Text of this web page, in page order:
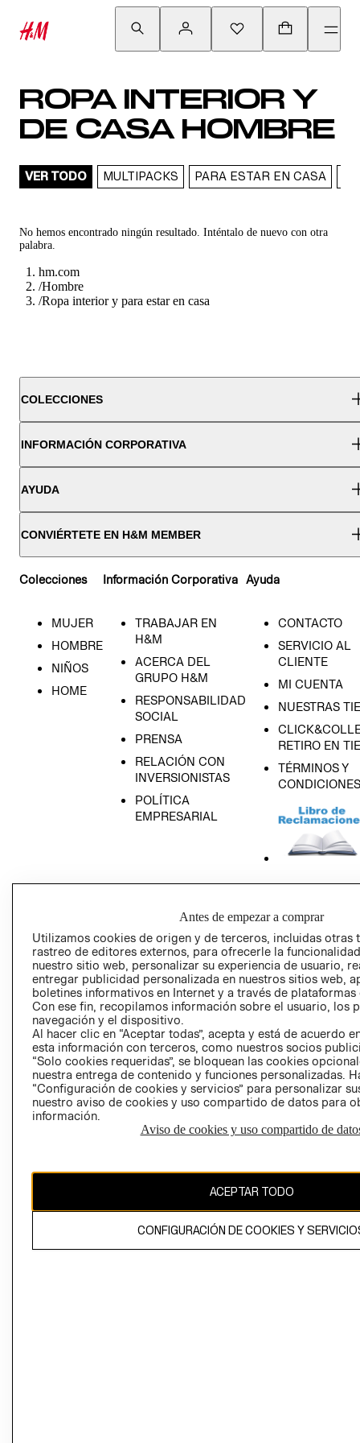
ROPA INTERIOR Y
DE CASA HOMBRE
VER TODO MULTIPACKS PARA ESTAR EN CASA
No hemos encontrado ningún resultado. Inténtalo de nuevo con otra
palabra.
hm.com
/Hombre
/Ropa interior y para estar en casa
COLECCIONES
INFORMACIÓN CORPORATIVA
AYUDA
CONVIÉRTETE EN H&M MEMBER
Colecciones
MUJER
HOMBRE
NIÑOS
HOME
Información Corporativa
TRABAJAR EN
H&M
ACERCA DEL
GRUPO H&M
RESPONSABILIDAD
SOCIAL
PRENSA
RELACIÓN CON
INVERSIONISTAS
POLÍTICA
EMPRESARIAL
Ayuda
CONTACTO
SERVICIO AL
CLIENTE
MI CUENTA
NUESTRAS
RETIRO EN
TÉRMINOS Y
CONDICIONES
GIFT CARD
AVISO DE
Perú (S/)
CAMBIAR REGIÓN
Antes de empezar a comprar
Utilizamos cookies de origen y de terceros, incluidas otras
rastreo de editores externos, para ofrecerle la
nuestro sitio web, personalizar su experiencia de usuario,
entregar publicidad personalizada en nuestros sitios web,
boletines informativos en Internet y a través de plataformas
Con ese fin, recopilamos información sobre el usuario, los
navegación y el dispositivo.
Al hacer clic en “Aceptar todas”, acepta y está de acuerdo
esta información con terceros, como nuestros socios
“Solo cookies requeridas”, se bloquean las cookies
nuestra entrega de contenido y funciones personalizadas.
“Configuración de cookies y servicios” para personalizar
nuestro aviso de cookies y uso compartido de datos para
información.
Aviso de cookies y uso compartido de
ACEPTAR TODO
CONFIGURACIÓN DE COOKIES Y